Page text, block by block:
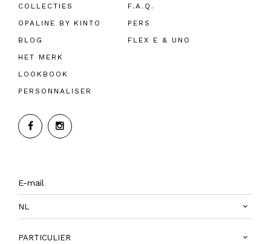
COLLECTIES
OPALINE BY KINTO
BLOG
HET MERK
LOOKBOOK
PERSONNALISER
F.A.Q.
PERS
FLEX E & UNO
NL
PARTICULIER